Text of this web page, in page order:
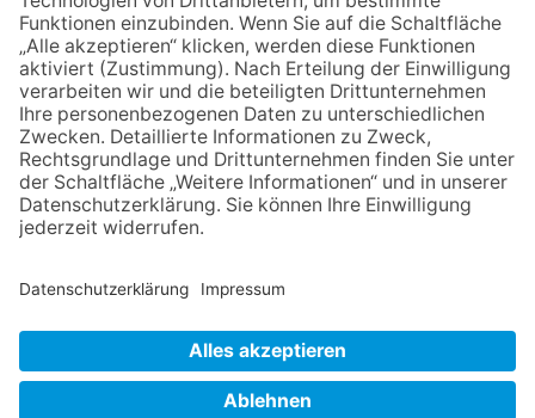
23.07.2026
Partnerschaftsverein
Kronberg-Aberystwyth feiert
30-Jähriges
06.08.2026
„Die Globale Märchenstraße“:
Workshopreihe in der
Stadtbücherei
13.05.2026
GEWINNSPIEL
NACH OBEN
Datenschutz Netiquette FAQ